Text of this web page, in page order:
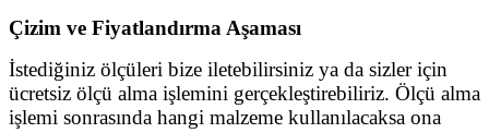
Çizim ve Fiyatlandırma Aşaması
İstediğiniz ölçüleri bize iletebilirsiniz ya da sizler için
ücretsiz ölçü alma işlemini gerçekleştirebiliriz. Ölçü alma
işlemi sonrasında hangi malzeme kullanılacaksa ona